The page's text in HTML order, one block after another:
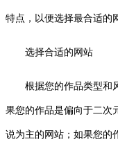
特点，以便选择最合适的
选择合适的网站
根据您的作品类型和
果您的作品是偏向于二次
说为主的网站；如果您的